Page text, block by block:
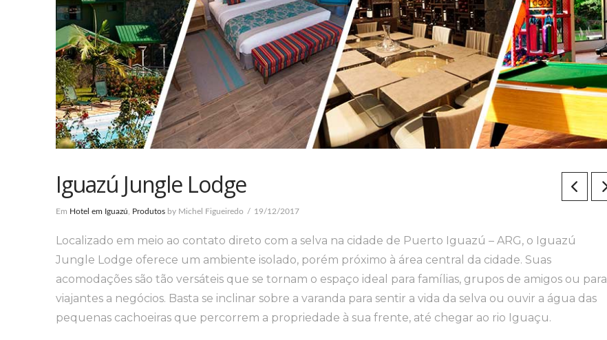
Iguazú Jungle Lodge
Em Hotel em Iguazú Produtosby Michel Figueiredo 19/12/2017
Localizado em meio ao contato direto com a selva na cidade de Puerto Iguazú – ARG, o Iguazú
Jungle Lodge oferece um ambiente isolado, porém próximo à área central da cidade. Suas
acomodações são tão versáteis que se tornam o espaço ideal para famílias, grupos de amigos ou para
viajantes a negócios. Basta se inclinar sobre a varanda para sentir a vida da selva ou ouvir a água das
pequenas cachoeiras que percorrem a propriedade à sua frente, até chegar ao rio Iguaçu.